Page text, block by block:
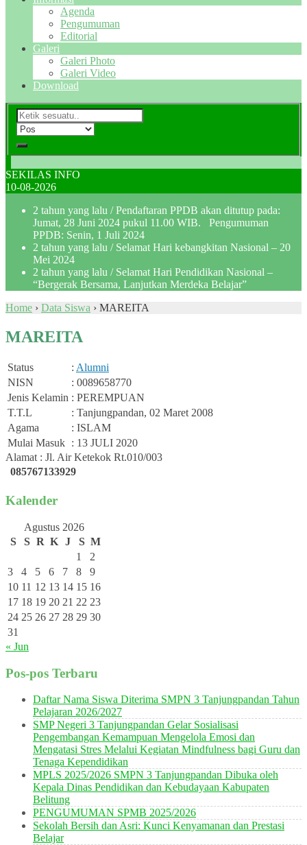
Agenda
Pengumuman
Editorial
Galeri
Galeri Photo
Galeri Video
Download
SEKILAS INFO
10-08-2026
2 tahun yang lalu / Pendaftaran PPDB akan ditutup pada:
Jumat, 28 Juni 2024 pukul 11.00 WIB. Pengumuman
PPDB: Senin, 1 Juli 2024
2 tahun yang lalu / Selamat Hari kebangkitan Nasional – 20
Mei 2024
2 tahun yang lalu / Selamat Hari Pendidikan Nasional –
“Bergerak Bersama, Lanjutkan Merdeka Belajar”
Home › Data Siswa › MAREITA
MAREITA
Status : Alumni
NISN
: 0089658770
Jenis Kelamin : PEREMPUAN
T.T.L
: Tanjungpandan, 02 Maret 2008
Agama
: ISLAM
Mulai Masuk : 13 JULI 2020
Alamat : Jl. Air Ketekok Rt.010/003
085767133929
Kalender
Agustus 2026
S
S R K J S M
1
2
3
4 5 6 7 8
9
10 11 12 13 14 15 16
17 18 19 20 21 22 23
24 25 26 27 28 29 30
31
« Jun
Pos-pos Terbaru
Daftar Nama Siswa Diterima SMPN 3 Tanjungpandan Tahun
Pelajaran 2026/2027
SMP Negeri 3 Tanjungpandan Gelar Sosialisasi
Pengembangan Kemampuan Mengelola Emosi dan
Mengatasi Stres Melalui Kegiatan Mindfulness bagi Guru dan
Tenaga Kependidikan
MPLS 2025/2026 SMPN 3 Tanjungpandan Dibuka oleh
Kepala Dinas Pendidikan dan Kebudayaan Kabupaten
Belitung
PENGUMUMAN SPMB 2025/2026
Sekolah Bersih dan Asri: Kunci Kenyamanan dan Prestasi
Belajar